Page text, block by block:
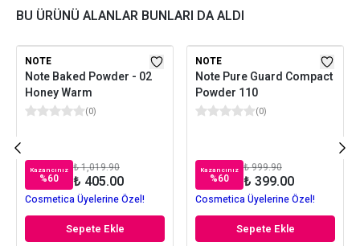
BU ÜRÜNÜ ALANLAR BUNLARI DA ALDI
NOTE
Note Baked Powder - 02
Honey Warm
(0)
Kazancınız
%60
₺ 1,019.90
₺ 405.00
Cosmetica Üyelerine Özel!
Sepete Ekle
NOTE
Note Pure Guard Compact
Powder 110
(0)
Kazancınız
%60
₺ 999.90
₺ 399.00
Cosmetica Üyelerine Özel!
Sepete Ekle